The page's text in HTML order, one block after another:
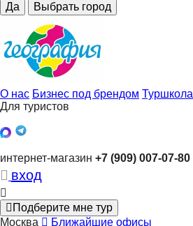
Да Выбрать город
О нас Бизнес под брендом Туршкола
Для туристов
интернет-магазин +7 (909) 007-07-80
вход
Подберите мне тур
Москва
Ближайшие офисы